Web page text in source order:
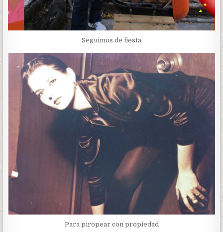
Seguimos de fiesta
Para piropear con propiedad